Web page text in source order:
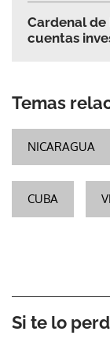
Cardenal
cuentas
Temas
NICARAGUA
CUBA
Si te lo